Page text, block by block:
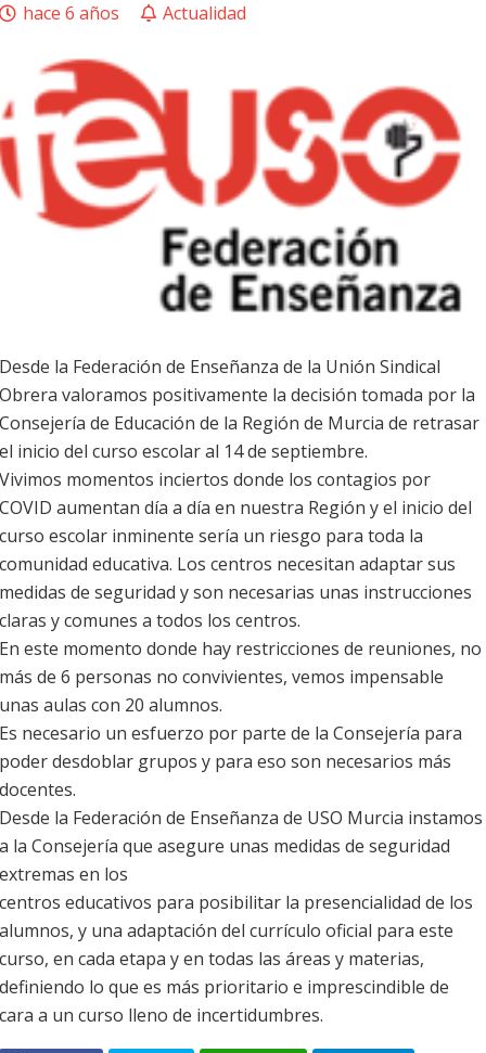
hace 6 años Actualidad
Desde la Federación de Enseñanza de la Unión Sindical
Obrera valoramos positivamente la decisión tomada por la
Consejería de Educación de la Región de Murcia de retrasar
el inicio del curso escolar al 14 de septiembre.
Vivimos momentos inciertos donde los contagios por
COVID aumentan día a día en nuestra Región y el inicio del
curso escolar inminente sería un riesgo para toda la
comunidad educativa. Los centros necesitan adaptar sus
medidas de seguridad y son necesarias unas instrucciones
claras y comunes a todos los centros.
En este momento donde hay restricciones de reuniones, no
más de 6 personas no convivientes, vemos impensable
unas aulas con 20 alumnos.
Es necesario un esfuerzo por parte de la Consejería para
poder desdoblar grupos y para eso son necesarios más
docentes.
Desde la Federación de Enseñanza de USO Murcia instamos
a la Consejería que asegure unas medidas de seguridad
extremas en los
centros educativos para posibilitar la presencialidad de los
alumnos, y una adaptación del currículo oficial para este
curso, en cada etapa y en todas las áreas y materias,
definiendo lo que es más prioritario e imprescindible de
cara a un curso lleno de incertidumbres.